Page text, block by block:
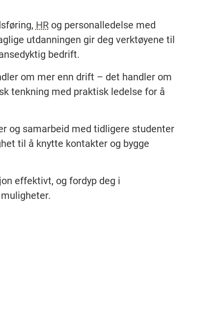
HRog personalledelse med
utdanningen gir deg verktøyene til
bedrift.
om mer enn drift – det handler om
tenkning med praktisk ledelse for å
og samarbeid med tidligere studenter
til å knytte kontakter og bygge
effektivt, og fordyp deg i